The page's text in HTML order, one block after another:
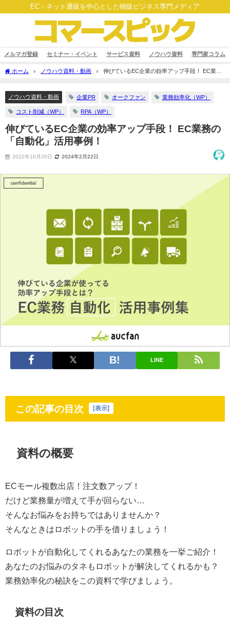
EC・ネット通販を中心とした物販ビジネス専門メディア
メルマガ登録 セミナー・イベント サービス資料 ノウハウ資料 専門家コラム
ホーム ノウハウ資料・動画
伸びているEC企業の効率アップ手段！ EC業務
ノウハウ資料・動画 企業PR オークファン 業務効率化（WP）
コスト削減（WP） RPA（WP）
伸びているEC企業の効率アップ手段！ EC業務の
「自動化」活用事例！
2022年10月20日 2024年2月22日
LINE
この記事の目次 [表示]
資料の概要
ECモール複数出店！注文数アップ！
だけど業務量が増えて手が回らない…
そんなお悩みをお持ちではありませんか？
そんなときはロボットの手を借りましょう！
ロボットが自動化してくれるあなたの業務を一挙ご紹介！
あなたのお悩みのタネもロボットが解決してくれるかも？
業務効率化の秘訣をこの資料で学びましょう。
資料の目次